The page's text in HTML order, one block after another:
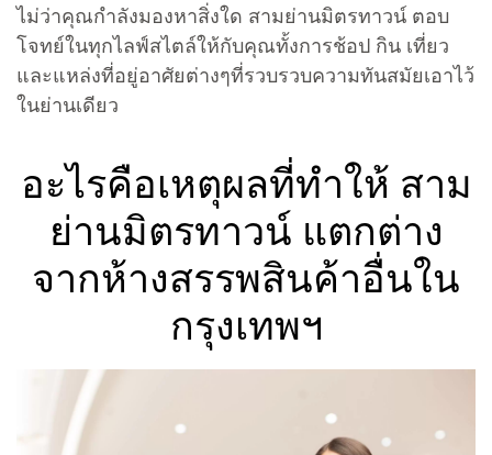
ไม่ว่าคุณกำลังมองหาสิ่งใด สามย่านมิตรทาวน์ ตอบ
โจทย์ในทุกไลฟ์สไตล์ให้กับคุณทั้งการช้อป กิน เที่ยว
และแหล่งที่อยู่อาศัยต่างๆที่รวบรวบความทันสมัยเอาไว้
ในย่านเดียว
อะไรคือเหตุผลที่ทำให้ สาม
ย่านมิตรทาวน์ แตกต่าง
จากห้างสรรพสินค้าอื่นใน
กรุงเทพฯ